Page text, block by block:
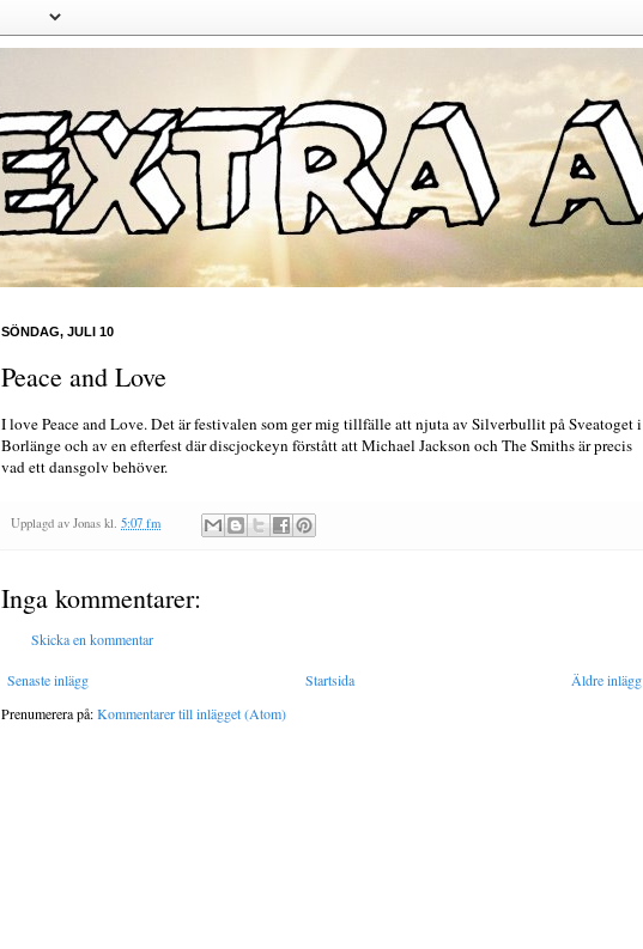
SÖNDAG, JULI 10
Peace and Love
I love Peace and Love. Det är festivalen som ger mig tillfälle att njuta av Silverbullit på Sveatoget i
Borlänge och av en efterfest där discjockeyn förstått att Michael Jackson och The Smiths är precis
vad ett dansgolv behöver.
Upplagd av Jonas kl. 5:07 fm
Inga kommentarer:
Skicka en kommentar
Senaste inlägg Äldre inlägg
Startsida
Prenumerera på:Kommentarer till inlägget (Atom)